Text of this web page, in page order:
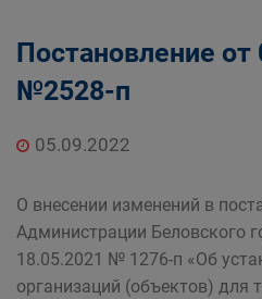
Постановление от
№2528-п
05.09.2022
О внесении изменений в
Администрации Беловского
18.05.2021 № 1276-п «Об
организаций (объектов) для